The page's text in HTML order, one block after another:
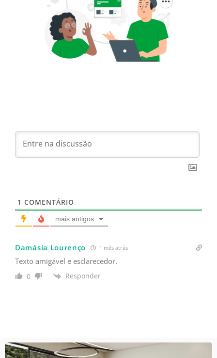
1 COMENTÁRIO
mais antigos
Damásia Lourenço 1 mês atrás
Texto amigável e esclarecedor.
0 Responder